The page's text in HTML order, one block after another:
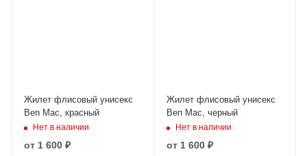
Жилет флисовый унисекс
Ben Mac, красный
Нет в наличии
от 1 600 ₽
Жилет флисовый унисекс
Ben Mac, черный
Нет в наличии
от 1 600 ₽